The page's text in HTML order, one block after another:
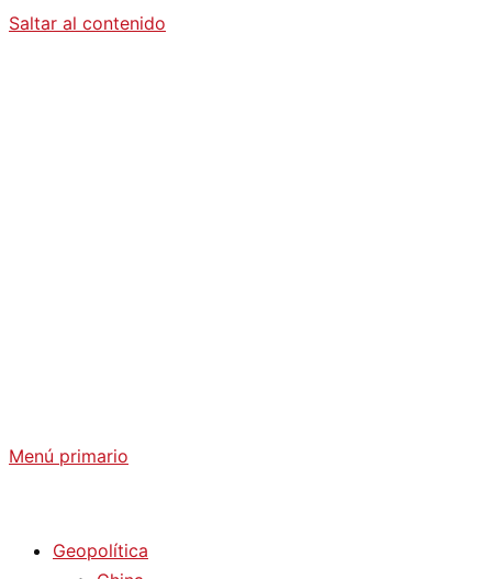
Saltar al contenido
Menú primario
Geopolítica